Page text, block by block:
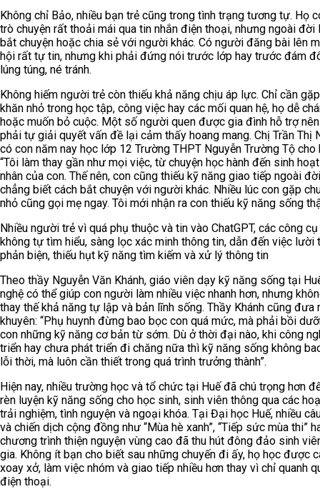
Không chỉ Bảo, nhiều bạn trẻ cũng trong tình trạng tương tự. Họ
trò chuyện rất thoải mái qua tin nhắn điện thoại, nhưng ngoài đời
bắt chuyện hoặc chia sẻ với người khác. Có người đăng bài lên
hội rất tự tin, nhưng khi phải đứng nói trước lớp hay trước đám
lúng túng, né tránh.
Không hiếm người trẻ còn thiếu khả năng chịu áp lực. Chỉ cần
khăn nhỏ trong học tập, công việc hay các mối quan hệ, họ dễ
hoặc muốn bỏ cuộc. Một số người quen được gia đình hỗ trợ
phải tự giải quyết vấn đề lại cảm thấy hoang mang. Chị Trần Thị
có con năm nay học lớp 12 Trường THPT Nguyễn Trường Tộ cho
“Tôi làm thay gần như mọi việc, từ chuyện học hành đến sinh
nhân của con. Thế nên, con cũng thiếu kỹ năng giao tiếp ngoài
chẳng biết cách bắt chuyện với người khác. Nhiều lúc con gặp
nhỏ cũng gọi mẹ ngay. Tôi mới nhận ra con thiếu kỹ năng sống
Nhiều người trẻ vì quá phụ thuộc và tin vào ChatGPT, các công
không tự tìm hiểu, sàng lọc xác minh thông tin, dẫn đến việc lười
phản biện, thiếu hụt kỹ năng tìm kiếm và xử lý thông tin
Theo thầy Nguyễn Văn Khánh, giáo viên dạy kỹ năng sống tại
nghệ có thể giúp con người làm nhiều việc nhanh hơn, nhưng
thay thế khả năng tự lập và bản lĩnh sống. Thầy Khánh cũng đưa
khuyên: “Phụ huynh đừng bao bọc con quá mức, mà phải bồi
con những kỹ năng cơ bản từ sớm. Dù ở thời đại nào, khi công
triển hay chưa phát triển đi chăng nữa thì kỹ năng sống không
lỗi thời, mà luôn cần thiết trong quá trình trưởng thành”.
Hiện nay, nhiều trường học và tổ chức tại Huế đã chú trọng hơn
rèn luyện kỹ năng sống cho học sinh, sinh viên thông qua các
trải nghiệm, tình nguyện và ngoại khóa. Tại Đại học Huế, nhiều
và chiến dịch cộng đồng như “Mùa hè xanh”, “Tiếp sức mùa thi”
chương trình thiện nguyện vùng cao đã thu hút đông đảo sinh
gia. Không ít bạn cho biết sau những chuyến đi ấy, họ học được
xoay xở, làm việc nhóm và giao tiếp nhiều hơn thay vì chỉ quanh
điện thoại.